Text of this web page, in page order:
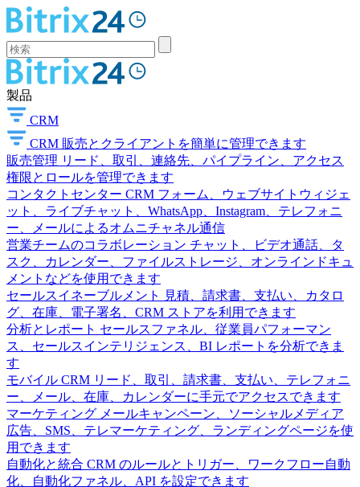
製品
CRM
CRM 販売とクライアントを簡単に管理できます
販売管理 リード、取引、連絡先、パイプライン、アクセス
権限とロールを管理できます
コンタクトセンター CRM フォーム、ウェブサイトウィジェ
ット、ライブチャット、WhatsApp、Instagram、テレフォニ
ー、メールによるオムニチャネル通信
営業チームのコラボレーション チャット、ビデオ通話、タ
スク、カレンダー、ファイルストレージ、オンラインドキュ
メントなどを使用できます
セールスイネーブルメント
見積、請求書、支払い、カタロ
グ、在庫、電子署名、CRM ストアを利用できます
分析とレポート セールスファネル、従業員パフォーマン
ス、セールスインテリジェンス、BI レポートを分析できま
す
モバイル CRM リード、取引、請求書、支払い、テレフォニ
ー、メール、在庫、カレンダーに手元でアクセスできます
マーケティング メールキャンペーン、ソーシャルメディア
広告、SMS、テレマーケティング、ランディングページを使
用できます
自動化と統合 CRM のルールとトリガー、ワークフロー自動
化、自動化ファネル、API を設定できます